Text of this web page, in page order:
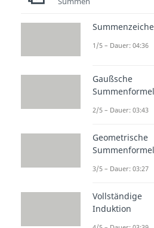
Schritt-für-
beschrieben
6x →
f'(x).
Hier
einfach
lösen.
0
1/5 – Dauer: 04:36
Gaußsche
Summenformel
2/5 – Dauer: 03:43
Geometrische
Summenformel
3/5 – Dauer: 03:27
Vollständige
Induktion